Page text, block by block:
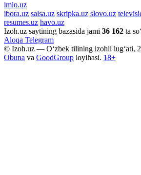
imlo.uz
ibora.uz salsa.uz skripka.uz slovo.uz
resumes.uz havo.uz
Izoh.uz saytining bazasida jami 36 162 ta
Aloqa Telegram
© Izoh.uz — O‘zbek tilining izohli lug‘ati,
Obuna va GoodGroup loyihasi. 18+